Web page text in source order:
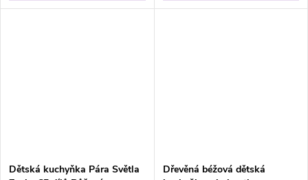
Dětská kuchyňka Pára Světla
Dřevěná béžová dětská